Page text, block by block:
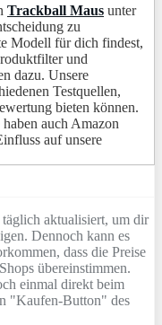
Trackball Maus unter
zu
Modell für dich findest,
und
dazu. Unsere
Testquellen,
bieten können.
auch Amazon
auf unsere
aktualisiert, um dir
Dennoch kann es
dass die Preise
übereinstimmen.
einmal direkt beim
"Kaufen-Button" des